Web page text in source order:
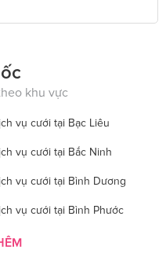
khu vực
vụ cưới tại Bạc Liêu
vụ cưới tại Bắc Ninh
vụ cưới tại Bình Dương
vụ cưới tại Bình Phước
vụ cưới tại Cà Mau